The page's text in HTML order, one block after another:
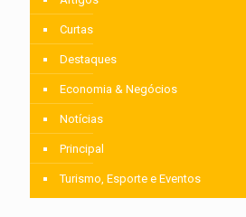
Curtas
Destaques
Economia & Negócios
Notícias
Principal
Turismo, Esporte e Eventos